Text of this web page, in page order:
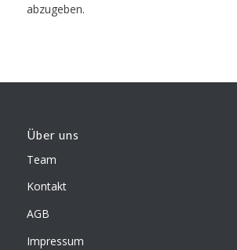
abzugeben.
Über uns
Team
Kontakt
AGB
Impressum